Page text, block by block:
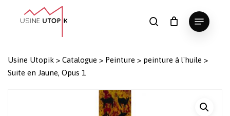
search
Menu
Panier Fermer
le
Usine Utopik > Catalogue > Peinture > peinture à l'huile >
Suite en Jaune, Opus 1
Close